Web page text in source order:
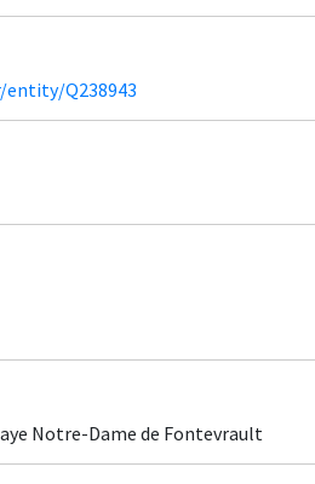
Q238943
Notre-Dame de Fontevrault